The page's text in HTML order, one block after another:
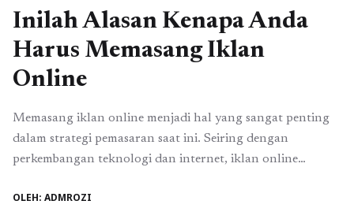
Inilah Alasan Kenapa Anda
Harus Memasang Iklan
Online
Memasang iklan online menjadi hal yang sangat penting
dalam strategi pemasaran saat ini. Seiring dengan
perkembangan teknologi dan internet, iklan online
iklan konvensional. Berikut adalah beberapa alasan
OLEH: ADMROZI